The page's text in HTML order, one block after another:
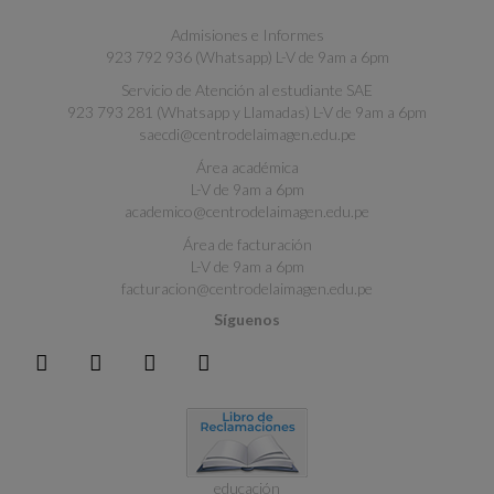
Admisiones e Informes
923 792 936 (Whatsapp) L-V de 9am a 6pm
Servicio de Atención al estudiante SAE
923 793 281 (Whatsapp y Llamadas) L-V de 9am a 6pm
saecdi@centrodelaimagen.edu.pe
Área académica
L-V de 9am a 6pm
academico@centrodelaimagen.edu.pe
Área de facturación
L-V de 9am a 6pm
facturacion@centrodelaimagen.edu.pe
Síguenos
educación